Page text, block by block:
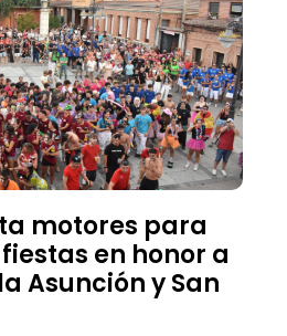
motores para
en honor a
Asunción y San